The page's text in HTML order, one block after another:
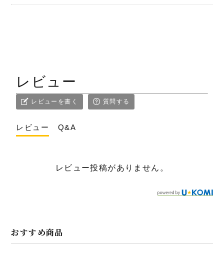
レビュー
レビューを書く 質問する
レビュー Q&A
レビュー投稿がありません。
おすすめ商品